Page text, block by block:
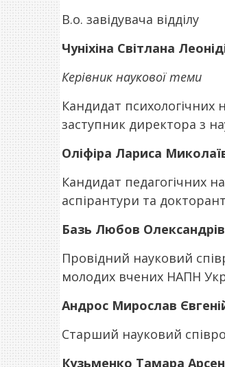
В.о. завідувача відділу
Чуніхіна Світлана
Керівник наукової теми
Кандидат психологічних
заступник директора з
Оліфіра Лариса
Кандидат педагогічних
аспірантури та
Базь Любов
Провідний науковий
молодих вчених НАПН
Андрос Мирослав
Старший науковий
Кузьменко Тамара